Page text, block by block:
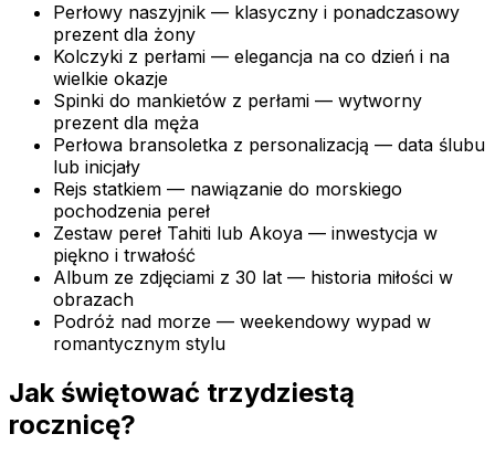
Perłowy naszyjnik — klasyczny i ponadczasowy
prezent dla żony
Kolczyki z perłami — elegancja na co dzień i na
wielkie okazje
Spinki do mankietów z perłami — wytworny
prezent dla męża
Perłowa bransoletka z personalizacją — data ślubu
lub inicjały
Rejs statkiem — nawiązanie do morskiego
pochodzenia pereł
Zestaw pereł Tahiti lub Akoya — inwestycja w
piękno i trwałość
Album ze zdjęciami z 30 lat — historia miłości w
obrazach
Podróż nad morze — weekendowy wypad w
romantycznym stylu
Jak świętować trzydziestą
rocznicę?